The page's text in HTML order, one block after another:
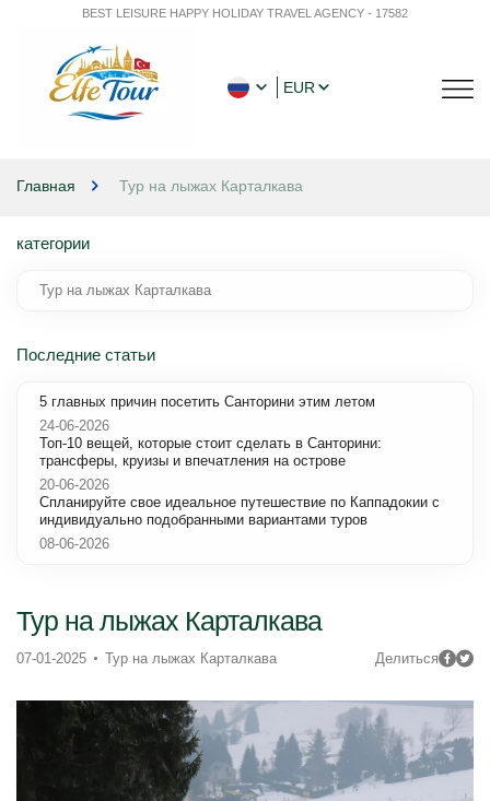
BEST LEISURE HAPPY HOLIDAY TRAVEL AGENCY - 17582
EUR
Главная Тур на лыжах Карталкава
Тур на лыжах Карталкава
07-01-2025 Тур на лыжах Карталкава Делиться
категории
Тур на лыжах Карталкава
Последние статьи
5 главных причин посетить Санторини этим летом
24-06-2026
Топ-10 вещей, которые стоит сделать в Санторини:
трансферы, круизы и впечатления на острове
20-06-2026
Спланируйте свое идеальное путешествие по Каппадокии с
индивидуально подобранными вариантами туров
08-06-2026